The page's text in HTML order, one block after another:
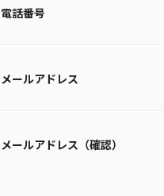
電話番号
メールアドレス
メールアドレス（確認）